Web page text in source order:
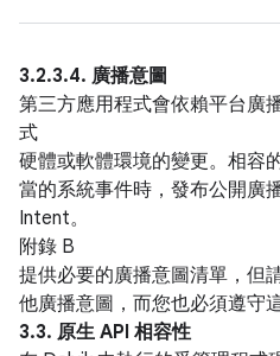
3.2.3.4. 廣播意圖
第三方應用程式會依賴平台廣
式
硬體或軟體環境的變更。相容
當的系統事件時，發布公開廣
Intent。
附錄 B
提供必要的廣播意圖清單，但
他廣播意圖，而您也必須遵守
3.3. 原生 API 相容性